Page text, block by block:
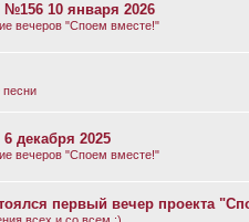
10 января 2026
вечеров "Споем вместе!"
песни
декабря 2025
вечеров "Споем вместе!"
первый вечер проекта